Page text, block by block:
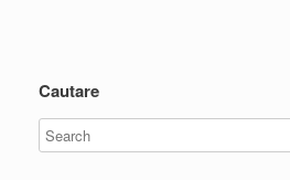
Cautare